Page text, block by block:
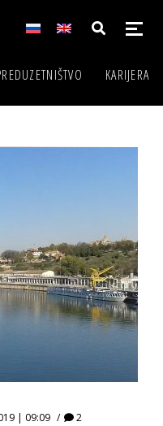
KARIJERA
| 09:09 2